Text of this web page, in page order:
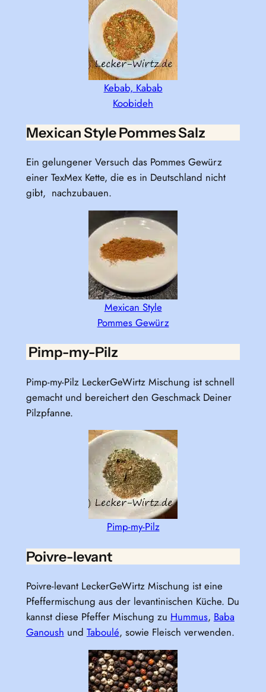
Kebab, Kabab
Koobideh
Mexican Style Pommes Salz
Ein gelungener Versuch das Pommes Gewürz
einer TexMex Kette, die es in Deutschland nicht
gibt, nachzubauen.
Mexican Style
Pommes Gewürz
Pimp-my-Pilz
Pimp-my-Pilz LeckerGeWirtz Mischung ist schnell
gemacht und bereichert den Geschmack Deiner
Pilzpfanne.
Pimp-my-Pilz
Poivre-levant
Poivre-levant LeckerGeWirtz Mischung ist eine
Pfeffermischung aus der levantinischen Küche. Du
kannst diese Pfeffer Mischung zu Hummus, Baba
Ganoush und Taboulé, sowie Fleisch verwenden.